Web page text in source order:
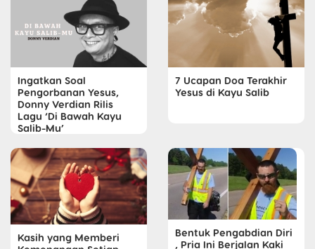
Ingatkan Soal
Pengorbanan Yesus,
Donny Verdian Rilis
Lagu ‘Di Bawah Kayu
Salib-Mu’
7 Ucapan Doa Terakhir
Yesus di Kayu Salib
Kasih yang Memberi
Bentuk Pengabdian Diri
, Pria Ini Berjalan Kaki